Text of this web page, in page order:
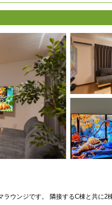
ウンジです。 隣接するC棟と共に2